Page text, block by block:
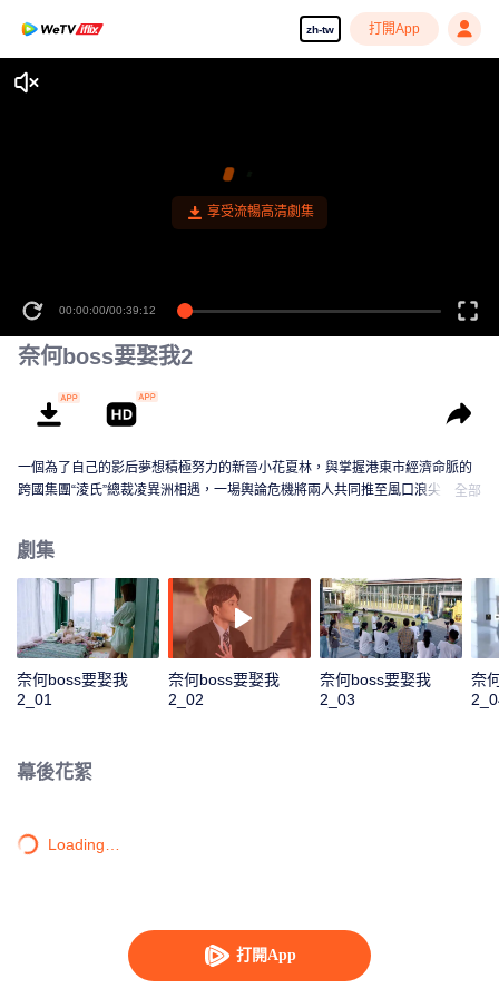
zh-tw 打開App
打開App
享受流暢高清劇集
00:00:00/00:39:12
奈何boss要娶我2
一個為了自己的影后夢想積極努力的新晉小花夏林，與掌握港東市經濟命脈的
跨國集團“淩氏”總裁凌異洲相遇，一場輿論危機將兩人共同推至風口浪尖，無論
全部
劇集
奈何boss要娶我
2_01
奈何boss要娶我
2_02
奈何boss要娶我
2_03
奈
幕後花絮
Loading…